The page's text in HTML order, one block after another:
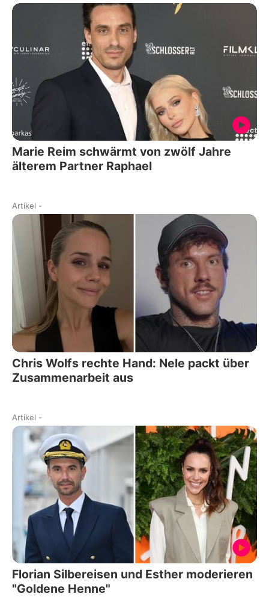
Marie Reim schwärmt von zwölf Jahre
älterem Partner Raphael
Artikel -
Chris Wolfs rechte Hand: Nele packt über
Zusammenarbeit aus
Artikel -
Florian Silbereisen und Esther moderieren
"Goldene Henne"